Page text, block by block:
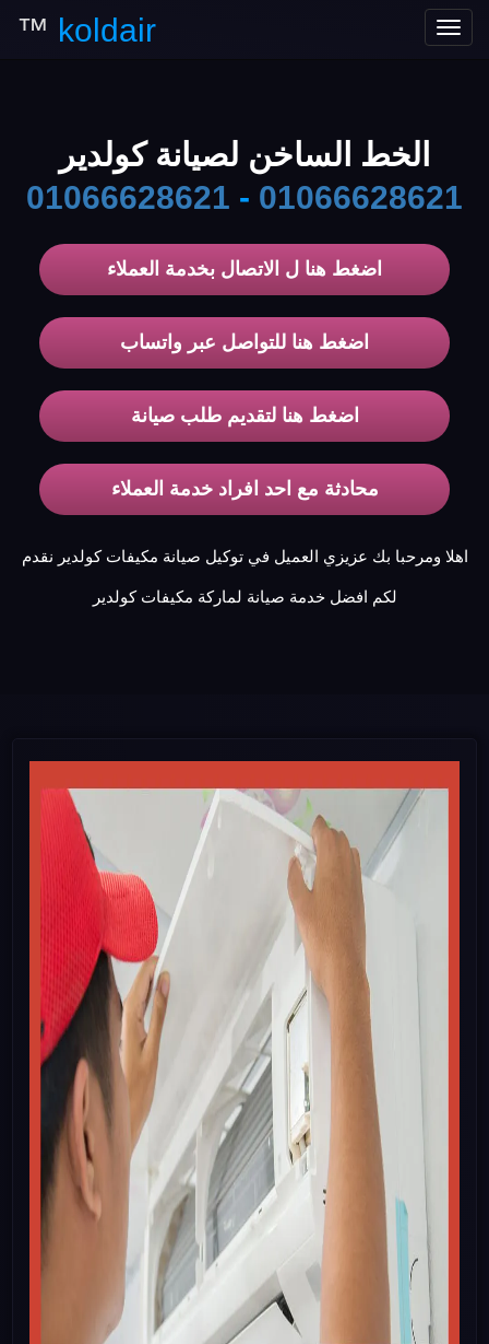
Toggle
koldair
™
الخط الساخن لصيانة كولدير
01066628621
-
01066628621
اضغط هنا ل الاتصال بخدمة العملاء
اضغط هنا للتواصل عبر واتساب
اضغط هنا لتقديم طلب صيانة
محادثة مع احد افراد خدمة العملاء
اهلا ومرحبا بك عزيزي العميل في توكيل صيانة مكيفات كولدير نقدم
لكم افضل خدمة صيانة لماركة مكيفات كولدير